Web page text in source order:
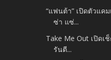
“แฟนต้า” เปิดตัวแค
ซ่า แซ่...
Take Me Out เปิด
รันตี...